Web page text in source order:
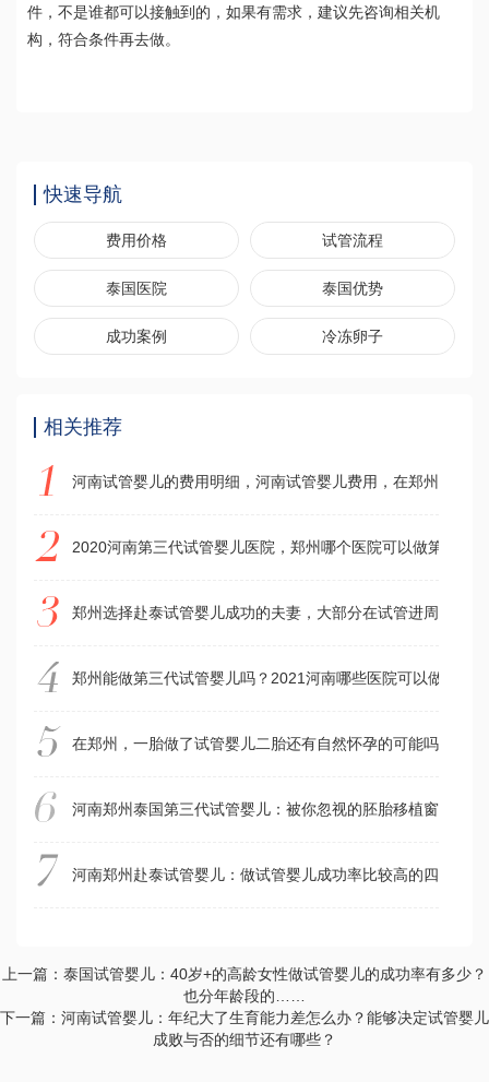
件，不是谁都可以接触到的，如果有需求，建议先咨询相关机
构，符合条件再去做。
快速导航
费用价格 试管流程
泰国医院 泰国优势
成功案例 冷冻卵子
相关推荐
河南试管婴儿的费用明细，河南试管婴儿费用，在郑州做试
2020河南第三代试管婴儿医院，郑州哪个医院可以做第三代
郑州选择赴泰试管婴儿成功的夫妻，大部分在试管进周前做了
郑州能做第三代试管婴儿吗？2021河南哪些医院可以做三代
在郑州，一胎做了试管婴儿二胎还有自然怀孕的可能吗？爱
河南郑州泰国第三代试管婴儿：被你忽视的胚胎移植窗口期
河南郑州赴泰试管婴儿：做试管婴儿成功率比较高的四类女
上一篇：泰国试管婴儿：40岁+的高龄女性做试管婴儿的成功率有多少？
也分年龄段的……
下一篇：河南试管婴儿：年纪大了生育能力差怎么办？能够决定试管婴儿
成败与否的细节还有哪些？